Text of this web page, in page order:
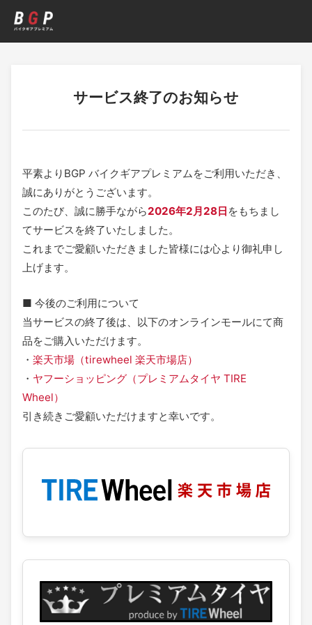
サービス終了のお知らせ
BGP バイクギアプレミアム サービ
平素よりBGP バイクギアプレミアムをご利用いただき、
誠にありがとうございます。
このたび、誠に勝手ながら2026年2月28日 をもちまし
てサービスを終了いたしました。
これまでご愛顧いただきました皆様には心より御礼申し
上げます。
■ 今後のご利用について
当サービスの終了後は、以下のオンラインモールにて商
品をご購入いただけます。
・ 楽天市場（tirewheel 楽天市場店）
・ ヤフーショッピング（プレミアムタイヤ TIRE
Wheel）
引き続きご愛顧いただけますと幸いです。